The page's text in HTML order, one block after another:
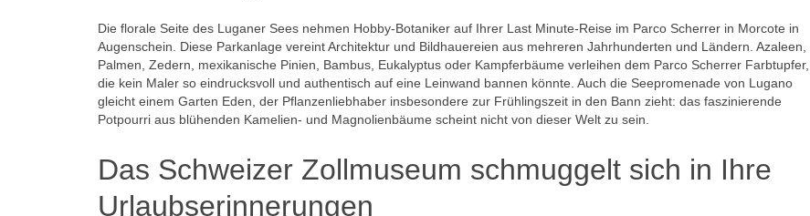
Die florale Seite des Luganer Sees nehmen Hobby-Botaniker auf Ihrer Last Minute-Reise im Parco Scherrer in Morcote in
Augenschein. Diese Parkanlage vereint Architektur und Bildhauereien aus mehreren Jahrhunderten und Ländern. Azaleen,
Palmen, Zedern, mexikanische Pinien, Bambus, Eukalyptus oder Kampferbäume verleihen dem Parco Scherrer Farbtupfer,
die kein Maler so eindrucksvoll und authentisch auf eine Leinwand bannen könnte. Auch die Seepromenade von Lugano
gleicht einem Garten Eden, der Pflanzenliebhaber insbesondere zur Frühlingszeit in den Bann zieht: das faszinierende
Potpourri aus blühenden Kamelien- und Magnolienbäume scheint nicht von dieser Welt zu sein.
Das Schweizer Zollmuseum schmuggelt sich in Ihre
Urlaubserinnerungen